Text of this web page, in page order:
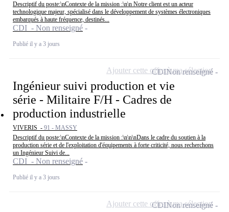
Descriptif du poste:\nContexte de la mission :\n\n Notre client est un acteur
technologique majeur, spécialisé dans le développement de systèmes électroniques
embarqués à haute fréquence, destinés...
CDI - Non renseigné
Publié il y a 3 jours
Ingénieur suivi production et vie
série - Militaire F/H - Cadres de
production industrielle
VIVERIS - 91 - MASSY
Descriptif du poste:\nContexte de la mission :\n\n\nDans le cadre du soutien à la
production série et de l'exploitation d'équipements à forte criticité, nous recherchons
un Ingénieur Suivi de...
CDI - Non renseigné
Publié il y a 3 jours
CDINon renseigné
Ajouter cette offre à ma sélection
CDINon renseigné
Ajouter cette offre à ma sélection